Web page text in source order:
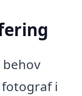
behov
fotograf i